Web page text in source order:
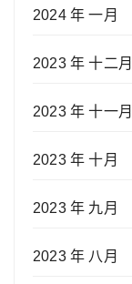
2024 年 一月
2023 年 十二月
2023 年 十一月
2023 年 十月
2023 年 九月
2023 年 八月